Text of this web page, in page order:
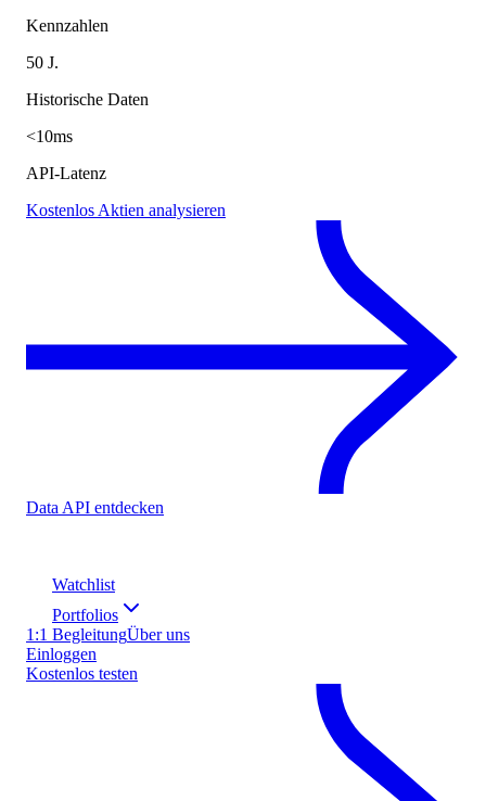
Kennzahlen
50 J.
Historische Daten
<10ms
API-Latenz
Kostenlos Aktien analysieren
Data API entdecken
Watchlist
Portfolios
1:1 BegleitungÜber uns
Einloggen
Kostenlos testen